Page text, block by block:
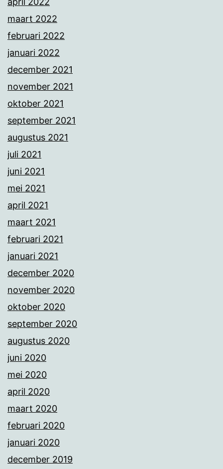
maart 2022
februari 2022
januari 2022
december 2021
november 2021
oktober 2021
september 2021
augustus 2021
juli 2021
juni 2021
mei 2021
april 2021
maart 2021
februari 2021
januari 2021
december 2020
november 2020
oktober 2020
september 2020
augustus 2020
juni 2020
mei 2020
april 2020
maart 2020
februari 2020
januari 2020
december 2019